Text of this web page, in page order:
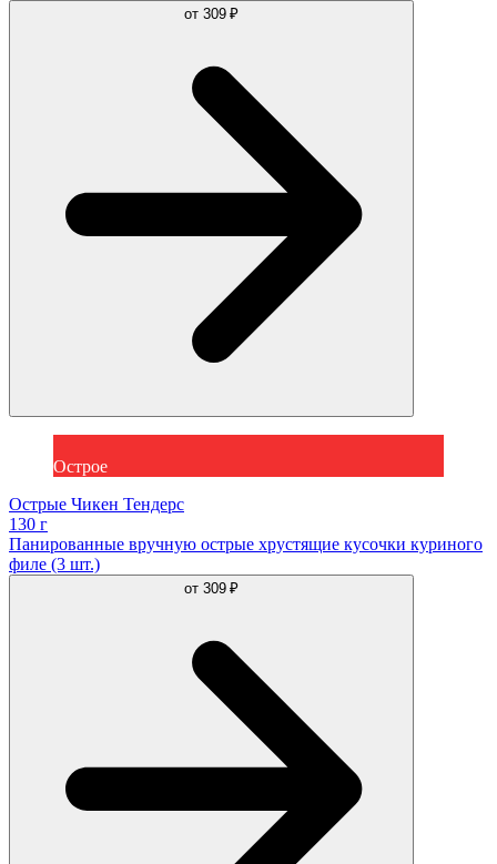
от 309 ₽
Острое
Острые Чикен Тендерс
130 г
Панированные вручную острые хрустящие кусочки куриного
филе (3 шт.)
от 309 ₽